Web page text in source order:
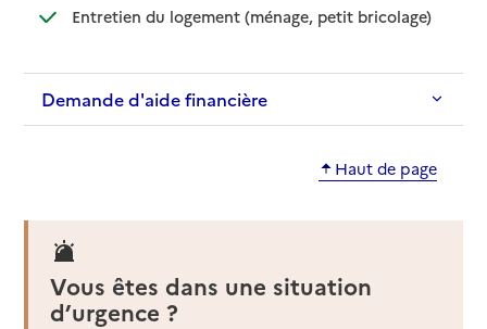
Entretien du logement (ménage, petit bricolage): disponible
: non
Demande d'aide financière
Haut de page
Vous êtes dans une situation
d’urgence ?